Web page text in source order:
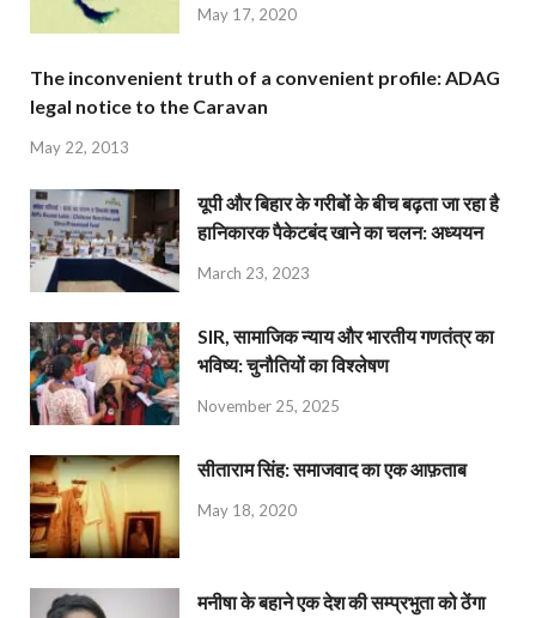
May 17, 2020
The inconvenient truth of a convenient profile: ADAG
legal notice to the Caravan
May 22, 2013
यूपी और बिहार के गरीबों के बीच बढ़ता जा रहा है
हानिकारक पैकेटबंद खाने का चलन: अध्ययन
March 23, 2023
SIR, सामाजिक न्याय और भारतीय गणतंत्र का
भविष्य: चुनौतियों का विश्लेषण
November 25, 2025
सीताराम सिंह: समाजवाद का एक आफ़ताब
May 18, 2020
मनीषा के बहाने एक देश की सम्प्रभुता को ठेंगा